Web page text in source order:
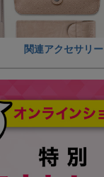
関連アクセサリー